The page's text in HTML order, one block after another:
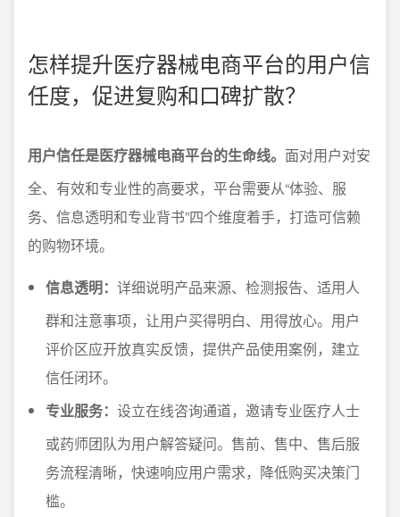
怎样提升医疗器械电商平台的用户信
任度，促进复购和口碑扩散？
用户信任是医疗器械电商平台的生命线。 面对用户对安
全、有效和专业性的高要求，平台需要从“体验、服
务、信息透明和专业背书”四个维度着手，打造可信赖
的购物环境。
信息透明： 详细说明产品来源、检测报告、适用人
群和注意事项，让用户买得明白、用得放心。用户
评价区应开放真实反馈，提供产品使用案例，建立
信任闭环。
专业服务： 设立在线咨询通道，邀请专业医疗人士
或药师团队为用户解答疑问。售前、售中、售后服
务流程清晰，快速响应用户需求，降低购买决策门
槛。